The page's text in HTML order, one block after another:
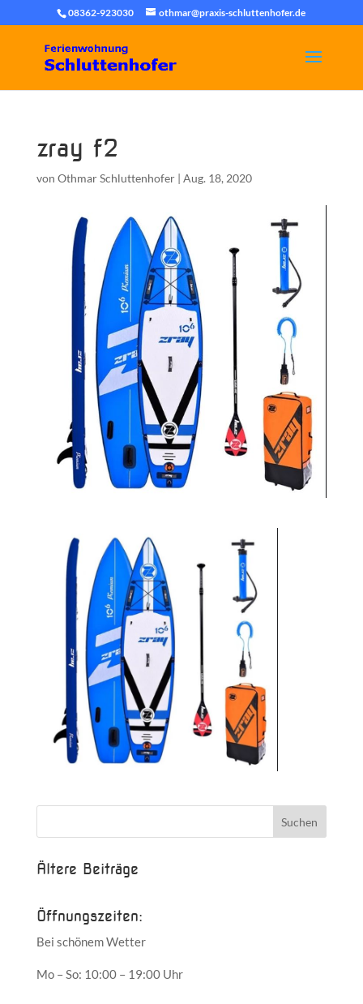
08362-923030 othmar@praxis-schluttenhofer.de
zray f2
von Othmar Schluttenhofer| Aug. 18, 2020
Ältere Beiträge
Öffnungszeiten:
Bei schönem Wetter
Mo – So: 10:00 – 19:00 Uhr